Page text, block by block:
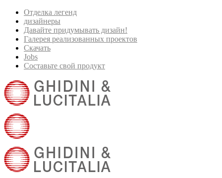
Отделка легенд
дизайнеры
Давайте придумывать дизайн!
Галерея реализованных проектов
Скачать
Jobs
Составьте свой продукт